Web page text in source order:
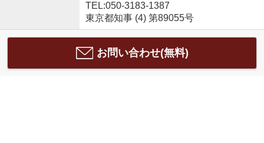
TEL:050-3183-1387
東京都知事 (4) 第89055号
お問い合わせ(無料)